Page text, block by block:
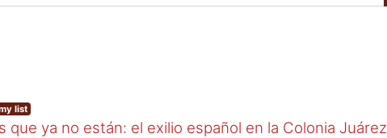
list
que ya no están: el exilio español en la Colonia Juárez